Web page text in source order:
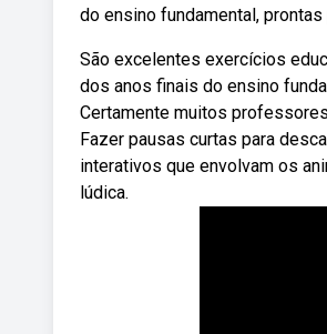
do ensino fundamental, prontas
São excelentes exercícios
dos anos finais do ensino
Certamente muitos
Fazer pausas curtas para
interativos que envolvam os
lúdica.